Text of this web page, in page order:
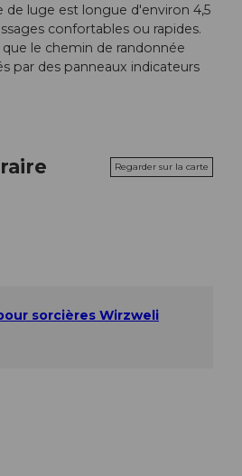
de luge est longue d'environ 4,5
confortables ou rapides.
le chemin de randonnée
par des panneaux indicateurs
Regarder sur la carte
sorcières Wirzweli